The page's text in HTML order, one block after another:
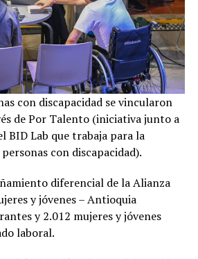
con discapacidad se vincularon
de Por Talento (iniciativa junto a
BID Lab que trabaja para la
con discapacidad).
diferencial de la Alianza
y jóvenes – Antioquia
y 2.012 mujeres y jóvenes
laboral.